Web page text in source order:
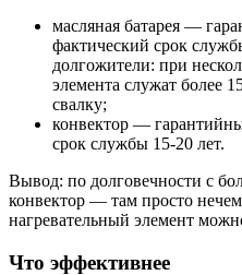
масляная батарея —
фактический срок
долгожители: при
элемента служат более
свалку;
конвектор —
срок службы 15-20 лет.
Вывод: по долговечности с
конвектор — там просто
нагревательный элемент
Что эффективнее